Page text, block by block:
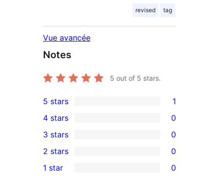
revised tag
Vue avancée
Notes
5 out of 5 stars.
1
5-
star
review
5 stars 1
4-
star
reviews
4 stars 0
0
3-
star
3 stars 0
2-
2 stars 0
1 star 0